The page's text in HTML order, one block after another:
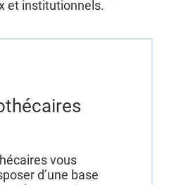
et institutionnels.
vous
d’une base